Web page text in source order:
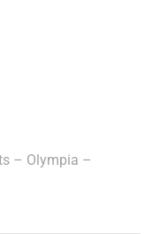
– Olympia –